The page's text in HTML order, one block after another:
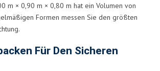
m × 0,90 m × 0,80 m hat ein Volumen von
Formen messen Sie den größten
Für Den Sicheren